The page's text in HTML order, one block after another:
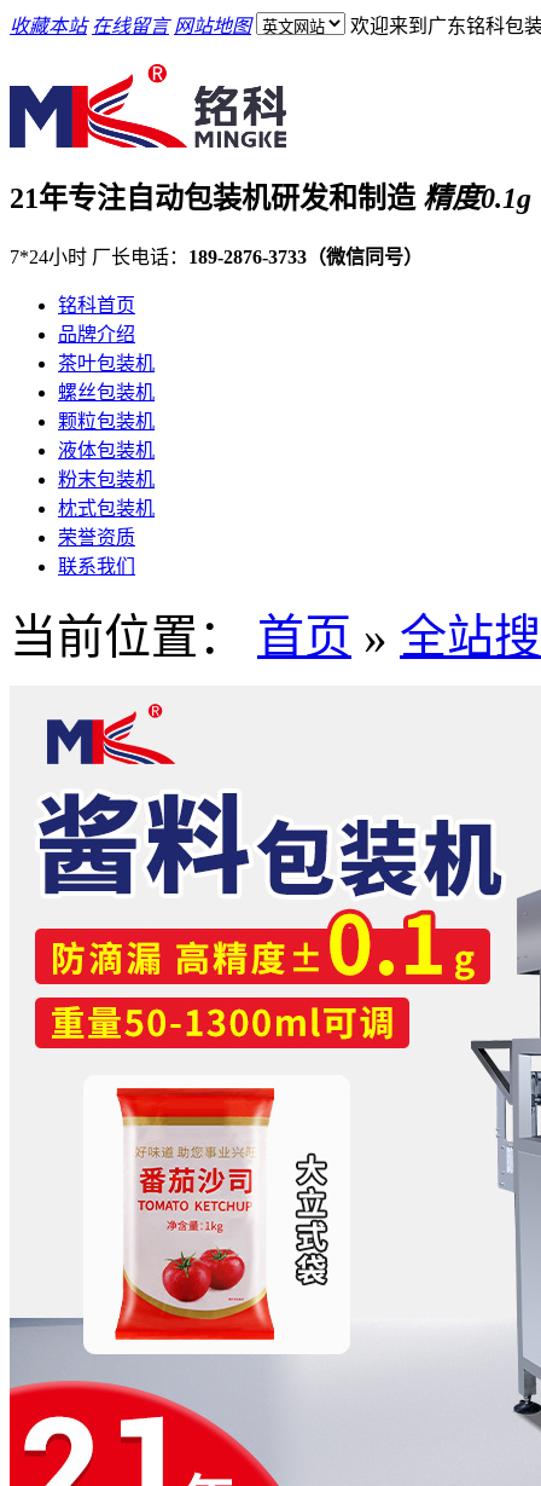
收藏本站 在线留言 网站地图 欢迎来到广东铭科包
21年专注自动包装机研发和制造 精度
7*24小时 厂长电话： 189-2876-3733（微信同号）
铭科首页
品牌介绍
茶叶包装机
螺丝包装机
颗粒包装机
液体包装机
粉末包装机
枕式包装机
荣誉资质
联系我们
当前位置： 首页 » 全站